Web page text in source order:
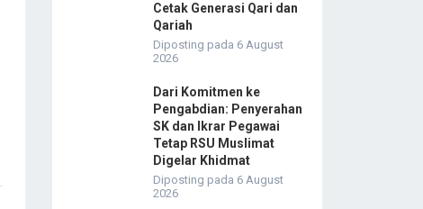
Cetak Generasi Qari dan
Qariah
Diposting pada 6 August
2026
Dari Komitmen ke
Pengabdian: Penyerahan
SK dan Ikrar Pegawai
Tetap RSU Muslimat
Digelar Khidmat
Diposting pada 6 August
2026